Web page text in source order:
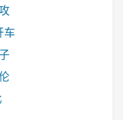
车